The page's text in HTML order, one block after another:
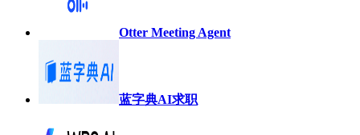
Otter Meeting Agent
蓝字典AI求职